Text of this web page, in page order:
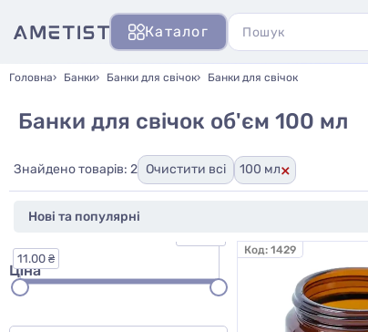
Каталог
Головна Банки Банки для свічок Банки для свічок
Банки для свічок об'єм 100 мл
Знайдено товарів: 2 Очистити всі 100 мл×
Ціна
11.00 ₴
Код: 1429